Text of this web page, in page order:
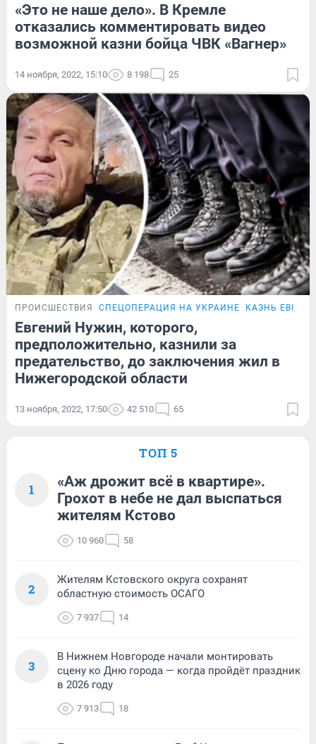
«Это не наше дело». В Кремле
отказались комментировать видео
возможной казни бойца ЧВК «Вагнер»
14 ноября, 2022, 15:10 8 198 25
ПРОИСШЕСТВИЯ СПЕЦОПЕРАЦИЯ НА УКРАИНЕ КАЗНЬ
Евгений Нужин, которого,
предположительно, казнили за
предательство, до заключения жил в
Нижегородской области
13 ноября, 2022, 17:50 42 510 65
ТОП 5
1
«Аж дрожит всё в квартире».
Грохот в небе не дал выспаться
жителям Кстово
10 960 58
2
Жителям Кстовского округа сохранят
областную стоимость ОСАГО
7 937 14
3
В Нижнем Новгороде начали монтировать
сцену ко Дню города — когда пройдёт праздник
в 2026 году
7 913 18